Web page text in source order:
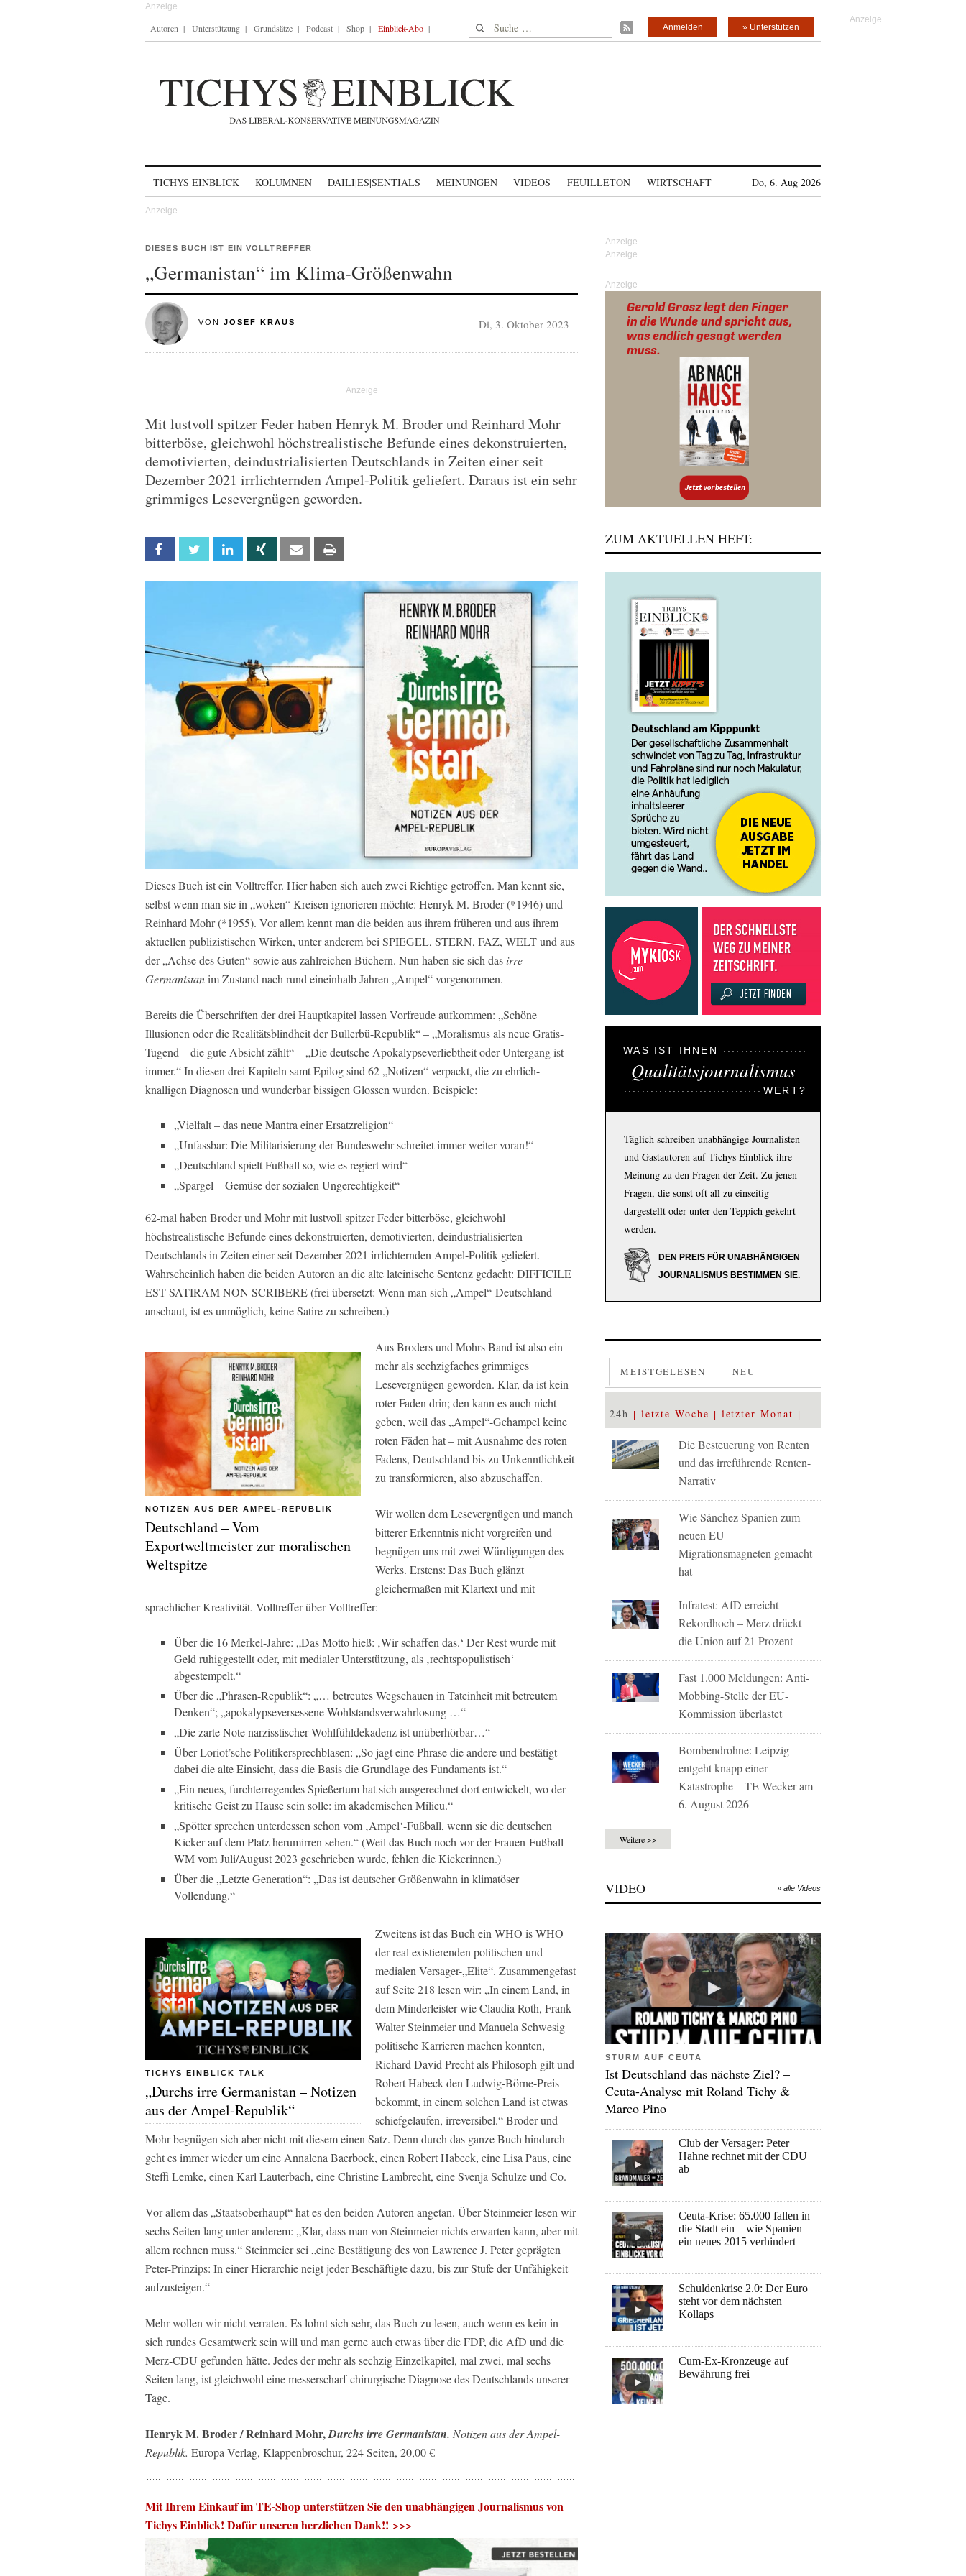
Autoren Unterstützung Grundsätze Podcast Shop Einblick-Abo Suche nach: » Unterstützen
Anmelden
TICHYS EINBLICK KOLUMNEN DAILI|ES|SENTIALS MEINUNGEN VIDEOS FEUILLETON WIRTSCHAFT Do, 6. Aug 2026
DIESES BUCH IST EIN VOLLTREFFER
„Germanistan“ im Klima-Größenwahn
VON JOSEF KRAUS Di, 3. Oktober 2023
Mit lustvoll spitzer Feder haben Henryk M. Broder und Reinhard Mohr
bitterböse, gleichwohl höchstrealistische Befunde eines dekonstruierten,
demotivierten, deindustrialisierten Deutschlands in Zeiten einer seit
Dezember 2021 irrlichternden Ampel-Politik geliefert. Daraus ist ein sehr
grimmiges Lesevergnügen geworden.
Facebook Twitter Linkedin Xing Email
Dieses Buch ist ein Volltreffer. Hier haben sich auch zwei Richtige getroffen. Man kennt sie,
selbst wenn man sie in „woken“ Kreisen ignorieren möchte: Henryk M. Broder (*1946) und
Reinhard Mohr (*1955). Vor allem kennt man die beiden aus ihrem früheren und aus ihrem
aktuellen publizistischen Wirken, unter anderem bei SPIEGEL, STERN, FAZ, WELT und aus
der „Achse des Guten“ sowie aus zahlreichen Büchern. Nun haben sie sich das irre
Germanistanim Zustand nach rund eineinhalb Jahren „Ampel“ vorgenommen.
Bereits die Überschriften der drei Hauptkapitel lassen Vorfreude aufkommen: „Schöne
Illusionen oder die Realitätsblindheit der Bullerbü-Republik“ – „Moralismus als neue Gratis-
Tugend – die gute Absicht zählt“ – „Die deutsche Apokalypseverliebtheit oder Untergang ist
immer.“ In diesen drei Kapiteln samt Epilog sind 62 „Notizen“ verpackt, die zu ehrlich-
knalligen Diagnosen und wunderbar bissigen Glossen wurden. Beispiele:
„Vielfalt – das neue Mantra einer Ersatzreligion“
„Unfassbar: Die Militarisierung der Bundeswehr schreitet immer weiter voran!“
„Deutschland spielt Fußball so, wie es regiert wird“
„Spargel – Gemüse der sozialen Ungerechtigkeit“
62-mal haben Broder und Mohr mit lustvoll spitzer Feder bitterböse, gleichwohl
höchstrealistische Befunde eines dekonstruierten, demotivierten, deindustrialisierten
Deutschlands in Zeiten einer seit Dezember 2021 irrlichternden Ampel-Politik geliefert.
Wahrscheinlich haben die beiden Autoren an die alte lateinische Sentenz gedacht: DIFFICILE
EST SATIRAM NON SCRIBERE (frei übersetzt: Wenn man sich „Ampel“-Deutschland
anschaut, ist es unmöglich, keine Satire zu schreiben.)
NOTIZEN AUS DER AMPEL-REPUBLIK
Deutschland – Vom
Exportweltmeister zur moralischen
Weltspitze
Aus Broders und Mohrs Band ist also ein
mehr als sechzigfaches grimmiges
Lesevergnügen geworden. Klar, da ist kein
roter Faden drin; den kann es auch nicht
geben, weil das „Ampel“-Gehampel keine
roten Fäden hat – mit Ausnahme des roten
Fadens, Deutschland bis zu Unkenntlichkeit
zu transformieren, also abzuschaffen.
Wir wollen dem Lesevergnügen und manch
bitterer Erkenntnis nicht vorgreifen und
begnügen uns mit zwei Würdigungen des
Werks. Erstens: Das Buch glänzt
gleichermaßen mit Klartext und mit
sprachlicher Kreativität. Volltreffer über Volltreffer:
Über die 16 Merkel-Jahre: „Das Motto hieß: ‚Wir schaffen das.‘ Der Rest wurde mit
Geld ruhiggestellt oder, mit medialer Unterstützung, als ‚rechtspopulistisch‘
abgestempelt.“
Über die „Phrasen-Republik“: „… betreutes Wegschauen in Tateinheit mit betreutem
Denken“; „apokalypseversessene Wohlstandsverwahrlosung …“
„Die zarte Note narzisstischer Wohlfühldekadenz ist unüberhörbar…“
Über Loriot’sche Politikersprechblasen: „So jagt eine Phrase die andere und bestätigt
dabei die alte Einsicht, dass die Basis die Grundlage des Fundaments ist.“
„Ein neues, furchterregendes Spießertum hat sich ausgerechnet dort entwickelt, wo der
kritische Geist zu Hause sein solle: im akademischen Milieu.“
„Spötter sprechen unterdessen schon vom ‚Ampel‘-Fußball, wenn sie die deutschen
Kicker auf dem Platz herumirren sehen.“ (Weil das Buch noch vor der Frauen-Fußball-
WM vom Juli/August 2023 geschrieben wurde, fehlen die Kickerinnen.)
Über die „Letzte Generation“: „Das ist deutscher Größenwahn in klimatöser
Vollendung.“
TICHYS EINBLICK TALK
„Durchs irre Germanistan – Notizen
aus der Ampel-Republik“
Zweitens ist das Buch ein WHO is WHO
der real existierenden politischen und
medialen Versager-„Elite“. Zusammengefast
auf Seite 218 lesen wir: „In einem Land, in
dem Minderleister wie Claudia Roth, Frank-
Walter Steinmeier und Manuela Schwesig
politische Karrieren machen konnten,
Richard David Precht als Philosoph gilt und
Robert Habeck den Ludwig-Börne-Preis
bekommt, in einem solchen Land ist etwas
schiefgelaufen, irreversibel.“ Broder und
Mohr begnügen sich aber nicht mit diesem einen Satz. Denn durch das ganze Buch hindurch
geht es immer wieder um eine Annalena Baerbock, einen Robert Habeck, eine Lisa Paus, eine
Steffi Lemke, einen Karl Lauterbach, eine Christine Lambrecht, eine Svenja Schulze und Co.
Vor allem das „Staatsoberhaupt“ hat es den beiden Autoren angetan. Über Steinmeier lesen wir
sechs Seiten lang unter anderem: „Klar, dass man von Steinmeier nichts erwarten kann, aber mit
allem rechnen muss.“ Steinmeier sei „eine Bestätigung des von Lawrence J. Peter geprägten
Peter-Prinzips: In einer Hierarchie neigt jeder Beschäftigte dazu, bis zur Stufe der Unfähigkeit
aufzusteigen.“
Mehr wollen wir nicht verraten. Es lohnt sich sehr, das Buch zu lesen, auch wenn es kein in
sich rundes Gesamtwerk sein will und man gerne auch etwas über die FDP, die AfD und die
Merz-CDU gefunden hätte. Jedes der mehr als sechzig Einzelkapitel, mal zwei, mal sechs
Seiten lang, ist gleichwohl eine messerscharf-chirurgische Diagnose des Deutschlands unserer
Tage.
Henryk M. Broder / Reinhard Mohr,Durchs irre Germanistan. Notizen aus der Ampel-
Republik. Europa Verlag, Klappenbroschur, 224 Seiten, 20,00 €
Mit Ihrem Einkauf im TE-Shop unterstützen Sie den unabhängigen Journalismus von
Tichys Einblick! Dafür unseren herzlichen Dank!! >>>
Anzeige
ZUM AKTUELLEN HEFT:
WAS IST IHNEN
Qualitätsjournalismus
WERT?
Täglich schreiben unabhängige Journalisten
und Gastautoren auf Tichys Einblick ihre
Meinung zu den Fragen der Zeit. Zu jenen
Fragen, die sonst oft all zu einseitig
dargestellt oder unter den Teppich gekehrt
werden.
DEN PREIS FÜR UNABHÄNGIGEN
JOURNALISMUS BESTIMMEN SIE.
MEISTGELESEN NEU
24h letzte Woche letzter Monat
Die Besteuerung von Renten
und das irreführende Renten-
Narrativ
Wie Sánchez Spanien zum
neuen EU-
Migrationsmagneten gemacht
hat
Infratest: AfD erreicht
Rekordhoch – Merz drückt
die Union auf 21 Prozent
Fast 1.000 Meldungen: Anti-
Mobbing-Stelle der EU-
Kommission überlastet
Bombendrohne: Leipzig
entgeht knapp einer
Katastrophe – TE-Wecker am
6. August 2026
Weitere >>
VIDEO » alle Videos
STURM AUF CEUTA
Ist Deutschland das nächste Ziel? –
Ceuta-Analyse mit Roland Tichy &
Marco Pino
Club der Versager: Peter
Hahne rechnet mit der CDU
ab
Ceuta-Krise: 65.000 fallen in
die Stadt ein – wie Spanien
ein neues 2015 verhindert
Schuldenkrise 2.0: Der Euro
steht vor dem nächsten
Kollaps
Cum-Ex-Kronzeuge auf
Bewährung frei